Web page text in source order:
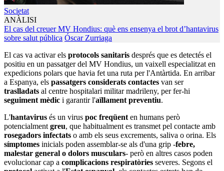
Societat
ANÀLISI
El cas del creuer MV Hondius: què ens ensenya el brot d’hantavirus
sobre salut pública Óscar Zurriaga
El cas va activar els protocols sanitaris després que es detectés el
positiu en un passatger del MV Hondius, un vaixell especialitzat en
expedicions polars que havia fet una ruta per l'Antàrtida. En arribar
a Espanya, els passatgers considerats contactes van ser
traslladats al centre hospitalari militar madrileny, per fer-hi
seguiment mèdic i garantir l'aïllament preventiu.
L'hantavirus és un virus poc freqüent en humans però
potencialment greu, que habitualment es transmet pel contacte amb
rosegadors infectats o amb els seus excrements, saliva o orina. Els
símptomes inicials poden assemblar-se als d'una grip -febre,
malestar general o dolors musculars- però en altres casos poden
evolucionar cap a complicacions respiratòries severes. Segons el